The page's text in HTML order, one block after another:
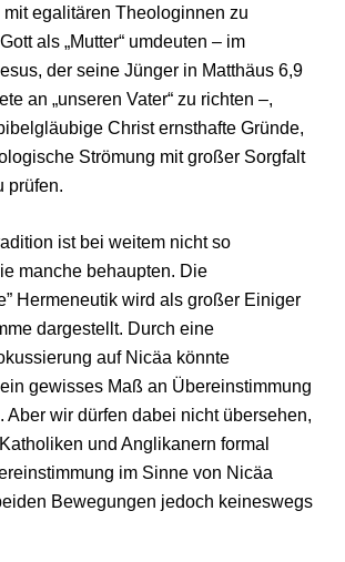
egalitären Theologinnen zu
als „Mutter“ umdeuten – im
der seine Jünger in Matthäus 6,9
an „unseren Vater“ zu richten –,
Christ ernsthafte Gründe,
Strömung mit großer Sorgfalt
prüfen.
ist bei weitem nicht so
manche behaupten. Die
Hermeneutik wird als großer Einiger
dargestellt. Durch eine
auf Nicäa könnte
gewisses Maß an Übereinstimmung
Aber wir dürfen dabei nicht übersehen,
und Anglikanern formal
im Sinne von Nicäa
Bewegungen jedoch keineswegs